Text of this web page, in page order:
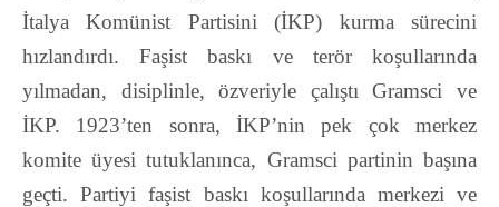
İtalya Komünist Partisini (İKP) kurma sürecini
hızlandırdı. Faşist baskı ve terör koşullarında
yılmadan, disiplinle, özveriyle çalıştı Gramsci ve
İKP. 1923’ten sonra, İKP’nin pek çok merkez
komite üyesi tutuklanınca, Gramsci partinin başına
geçti. Partiyi faşist baskı koşullarında merkezi ve